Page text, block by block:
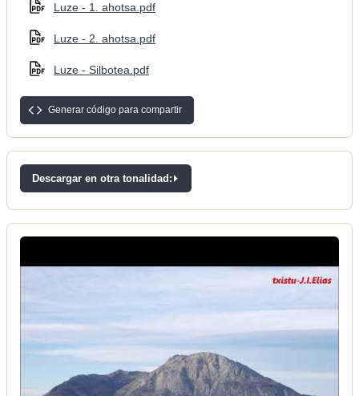
Luze - 1. ahotsa.pdf
Luze - 2. ahotsa.pdf
Luze - Silbotea.pdf
Generar código para compartir
Descargar en otra tonalidad: